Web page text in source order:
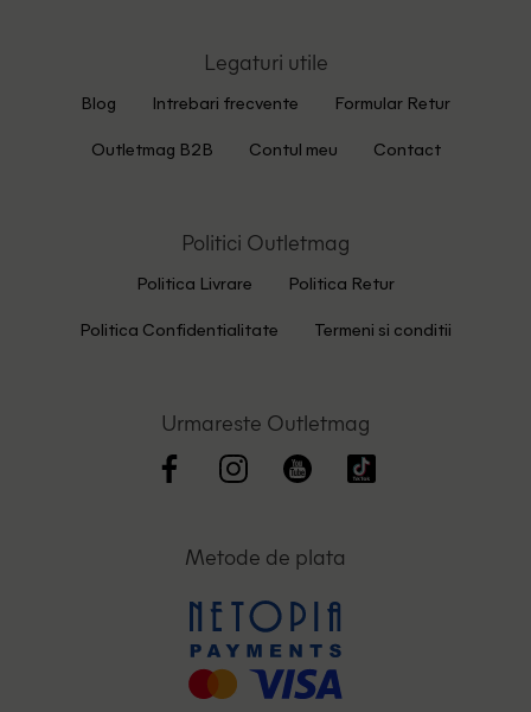
Legaturi utile
Blog Intrebari frecvente Formular Retur
Outletmag B2B Contul meu Contact
Politici Outletmag
Politica Livrare Politica Retur
Politica Confidentialitate Termeni si conditii
Urmareste Outletmag
Metode de plata